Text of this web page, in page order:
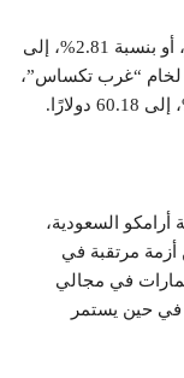
وصعدت العقود الآجلة لخام “برنت” 1.76 دولار، أو بنسبة 2.81%، إلى
لخام “غرب تكساس”،
أرامكو السعودية،
أزمة مرتقبة في
في مجالي
في حين يستمر